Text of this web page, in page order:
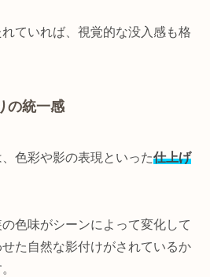
ていれば、視覚的な没入感も格
の統一感
色彩や影の表現といった仕上げ
色味がシーンによって変化して
た自然な影付けがされているか